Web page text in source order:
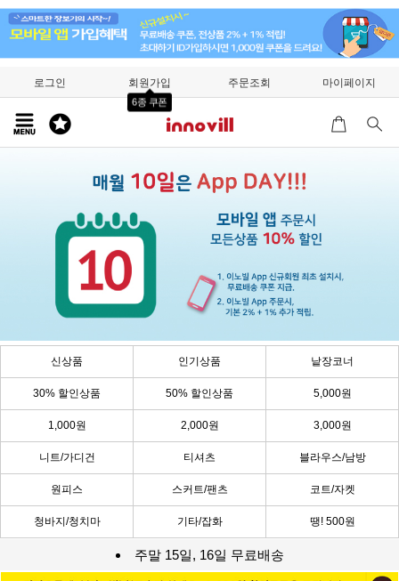
로그인 회원가입
6종 쿠폰
주문조회 마이페이지
신상품 인기상품 낱장코너
30% 할인상품 50% 할인상품 5,000원
1,000원 2,000원 3,000원
니트/가디건 티셔츠 블라우스/남방
원피스 스커트/팬츠 코트/자켓
청바지/청치마 기타/잡화 땡! 500원
주말 15일, 16일 무료배송